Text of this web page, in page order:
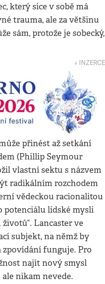
který sice v sobě má
trauma, ale za většinu
sám, protože je sobecký,
↓ INZERCE
přinést až setkání
(Phillip Seymour
vlastní sektu s názvem
radikálním rozchodem
vědeckou racionalitou
potenciálu lidské mysli
Lancaster ve
subjekt, na němž by
zpovídání funguje. Pro
najít nový smysl
nikam nevede.